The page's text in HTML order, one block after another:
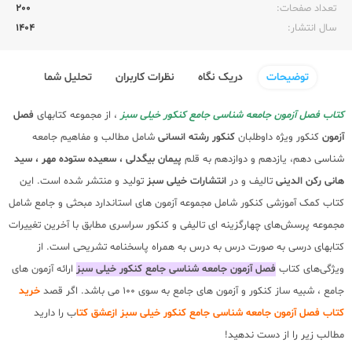
تعداد صفحات:‌
200
سال انتشار:‌
1404
توضیحات دریک نگاه نظرات کاربران تحلیل شما
کتاب فصل آزمون جامعه شناسی جامع کنکور خیلی سبز، از مجموعه کتابهای فصل
آزمون کنکور ویژه داوطلبان کنکور رشته انسانی شامل مطالب و مفاهیم جامعه
شناسی دهم، یازدهم و دوازدهم به قلم پیمان بیگدلی ، سعیده ستوده مهر ، سید
هانی رکن الدینی تالیف و در انتشارات خیلی سبز تولید و منتشر شده است. این
کتاب کمک آموزشی کنکور شامل مجموعه آزمون های استاندارد مبحثی و جامع شامل
مجموعه پرسش‌های چهارگزینه ای تالیفی و کنکور سراسری مطابق با آخرین تغییرات
کتابهای درسی به صورت درس به درس به همراه پاسخنامه تشریحی است. از
ویژگی‌های کتاب فصل آزمون جامعه شناسی جامع کنکور خیلی سبز ارائه آزمون های
جامع ، شبیه ساز کنکور و آزمون های جامع به سوی 100 می باشد. اگر قصد
خرید
کتاب فصل آزمون جامعه شناسی جامع کنکور خیلی سبز ازعشق کتاب را دارید
مطالب زیر را از دست ندهید!